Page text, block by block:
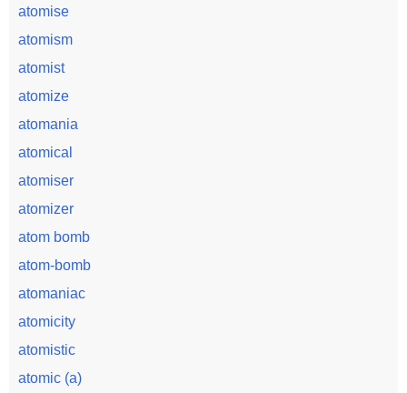
atomise
atomism
atomist
atomize
atomania
atomical
atomiser
atomizer
atom bomb
atom-bomb
atomaniac
atomicity
atomistic
atomic (a)